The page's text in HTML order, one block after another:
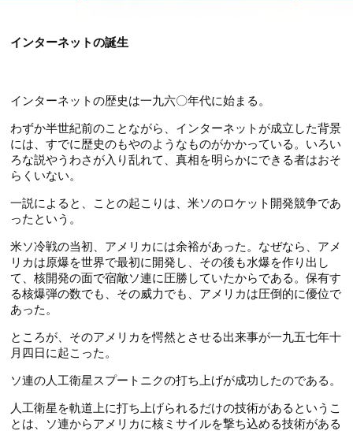
第13話
第14話
第15話
第17話
第18話
第20話
第21話
第22話
第29話
第33話
第34話
第36話
第38話
第39話
第42話
第51話
第52話
第53話
第63話
第64話
第65話
第66話
第68話 NEW
第69話NEW
インターネットの誕生
インターネットの歴史は一九六〇年代に始まる。
わずか半世紀前のことながら、インターネットが成立した背景
には、すでに歴史のもやのようなものがかかっている。いろい
ろな説やうわさが入り乱れて、真相を明らかにできる者はおそ
らくいない。
一説によると、ことの起こりは、米ソのロケット開発競争であ
ったという。
米ソ冷戦の当初、アメリカには余裕があった。なぜなら、アメ
リカは原爆を世界で最初に開発し、その後も水爆を作り出し
て、核開発の面で宿敵ソ連に圧勝していたからである。保有す
る核爆弾の数でも、その威力でも、アメリカは圧倒的に優位で
あった。
ところが、そのアメリカを愕然とさせる出来事が一九五七年十
月四日に起こった。
ソ連の人工衛星スプートニクの打ち上げが成功したのである。
人工衛星を軌道上に打ち上げられるだけの技術があるというこ
とは、ソ連からアメリカに核ミサイルを撃ち込める技術がある